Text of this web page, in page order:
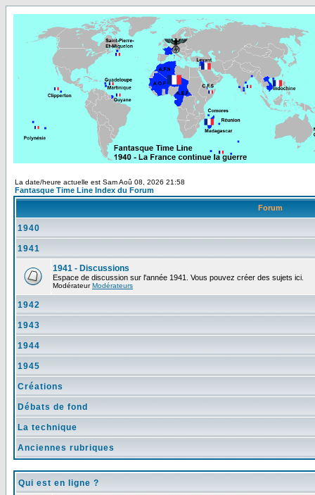
La date/heure actuelle est Sam Aoû 08, 2026 21:58
Fantasque Time Line Index du Forum
Forum
1940
1941
1941 - Discussions
Espace de discussion sur l'année 1941. Vous pouvez créer des sujets ici.
ModérateurModérateurs
1942
1943
1944
1945
Créations
Débats de fond
La technique
Anciennes rubriques
Qui est en ligne ?